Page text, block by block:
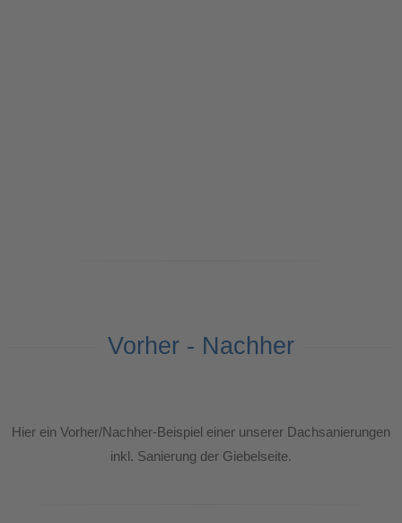
Vorher - Nachher
Hier ein Vorher/Nachher-Beispiel einer unserer Dachsanierungen
inkl. Sanierung der Giebelseite.